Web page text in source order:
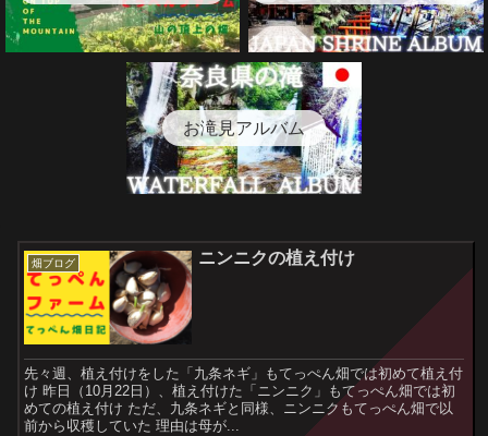
お滝見アルバム
畑ブログ ニンニクの植え付け
先々週、植え付けをした「九条ネギ」もてっぺん畑では初めて植え付
け 昨日（10月22日）、植え付けた「ニンニク」もてっぺん畑では初
めての植え付け ただ、九条ネギと同様、ニンニクもてっぺん畑で以
前から収穫していた 理由は母が...